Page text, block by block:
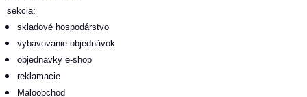
sekcia:
skladové hospodárstvo
vybavovanie objednávok
objednavky e-shop
reklamacie
Maloobchod